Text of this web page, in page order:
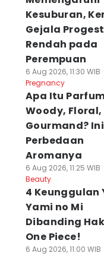
Kesuburan,
Gejala
Rendah pada
Perempuan
6 Aug 2026, 11:30 WIB
Pregnancy
Apa Itu
Woody,
Gourmand? Ini
Perbedaan
Aromanya
6 Aug 2026, 11:25 WIB
Beauty
4 Keunggulan
Yami no Mi
Dibanding
One Piece!
6 Aug 2026, 11:00 WIB